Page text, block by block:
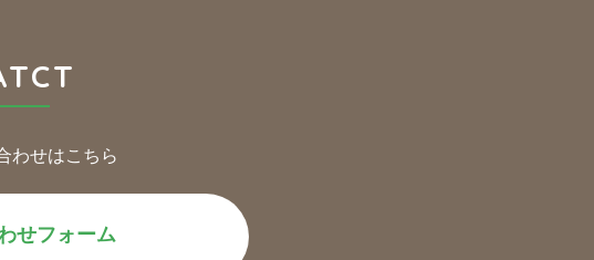
わせはこちら
せフォーム